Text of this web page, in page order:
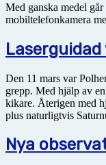
Med ganska medel
mobiltelefonkamera
Den 11 mars var
grepp. Med hjälp av
kikare. Återigen med
plus naturligtvis
Nya